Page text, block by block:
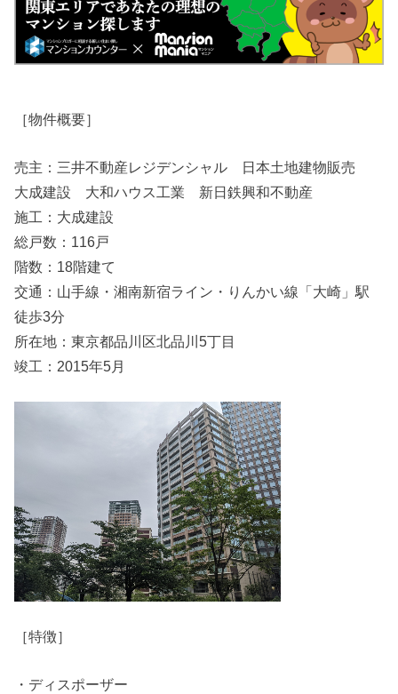
［物件概要］
売主：三井不動産レジデンシャル 日本土地建物販売
大成建設 大和ハウス工業 新日鉄興和不動産
施工：大成建設
総戸数：116戸
階数：18階建て
交通：山手線・湘南新宿ライン・りんかい線「大崎」駅
徒歩3分
所在地：東京都品川区北品川5丁目
竣工：2015年5月
［特徴］
・ディスポーザー